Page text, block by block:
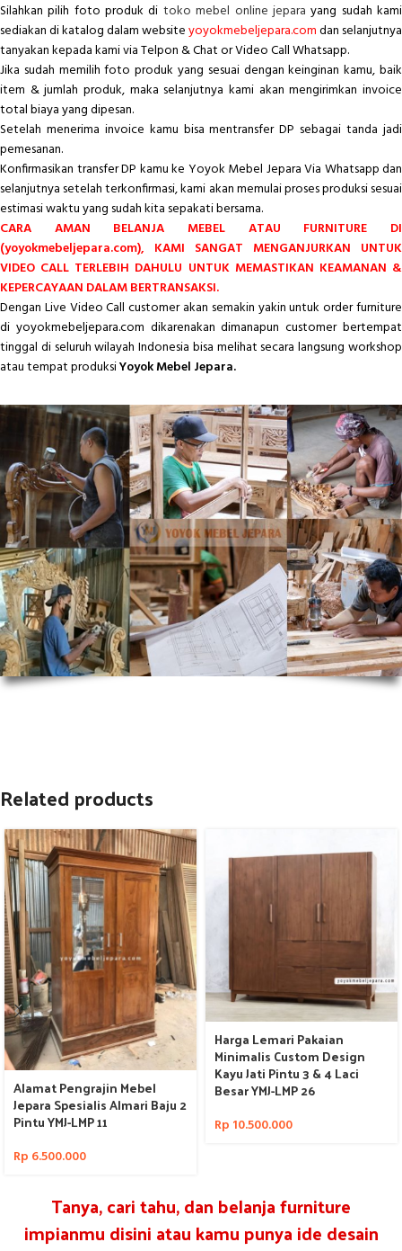
Silahkan pilih foto produk di toko mebel online jepara yang sudah kami
sediakan di katalog dalam websiteyoyokmebeljepara.comdan selanjutnya
tanyakan kepada kami via Telpon & Chat or Video Call Whatsapp.
Jika sudah memilih foto produk yang sesuai dengan keinginan kamu, baik
item & jumlah produk, maka selanjutnya kami akan mengirimkan invoice
total biaya yang dipesan.
Setelah menerima invoice kamu bisa mentransfer DP sebagai tanda jadi
pemesanan.
Konfirmasikan transfer DP kamu ke Yoyok Mebel Jepara Via Whatsapp dan
selanjutnya setelah terkonfirmasi, kami akan memulai proses produksi sesuai
estimasi waktu yang sudah kita sepakati bersama.
CARA AMAN BELANJA MEBEL ATAU FURNITURE DI
(yoyokmebeljepara.com), KAMI SANGAT MENGANJURKAN UNTUK
VIDEO CALL TERLEBIH DAHULU UNTUK MEMASTIKAN KEAMANAN &
KEPERCAYAAN DALAM BERTRANSAKSI.
Dengan Live Video Call customer akan semakin yakin untuk order furniture
di yoyokmebeljepara.com dikarenakan dimanapun customer bertempat
tinggal di seluruh wilayah Indonesia bisa melihat secara langsung workshop
atau tempat produksiYoyok Mebel Jepara.
Related products
Alamat Pengrajin Mebel
Jepara Spesialis Almari Baju 2
Pintu YMJ-LMP 11
Rp 6.500.000
Harga Lemari Pakaian
Minimalis Custom Design
Kayu Jati Pintu 3 & 4 Laci
Besar YMJ-LMP 26
Rp 10.500.000
Tanya, cari tahu, dan belanja furniture
impianmu disini atau kamu punya ide desain